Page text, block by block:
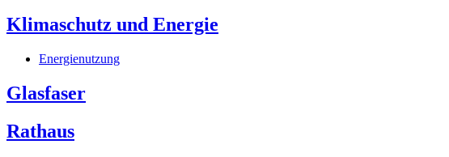
Klimaschutz und Energie
Energienutzung
Glasfaser
Rathaus